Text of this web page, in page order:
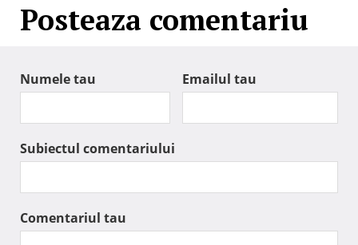
Posteaza comentariu
Numele tau Emailul tau
Subiectul comentariului
Comentariul tau